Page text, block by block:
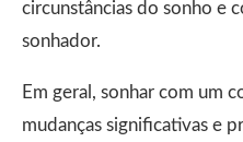
circunstâncias do sonho e
sonhador.
Em geral, sonhar com um
mudanças significativas e